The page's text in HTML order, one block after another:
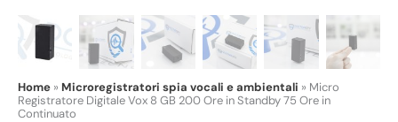
Home » Microregistratori spia vocali e ambientali » Micro
Registratore Digitale Vox 8 GB 200 Ore in Standby 75 Ore in
Continuato